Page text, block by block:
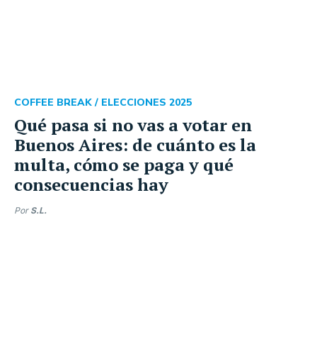
Qué pasa si no vas a votar en
Buenos Aires: de cuánto es la
multa, cómo se paga y qué
consecuencias hay
COFFEE BREAK / ELECCIONES 2025
Por S.L.